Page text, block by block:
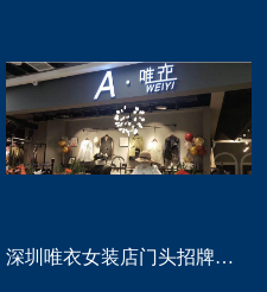
深圳唯衣女装店门头招牌设计制作